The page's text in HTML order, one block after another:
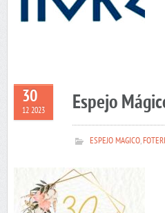
30
12 2023 Espejo
ESPEJO MAGICO,